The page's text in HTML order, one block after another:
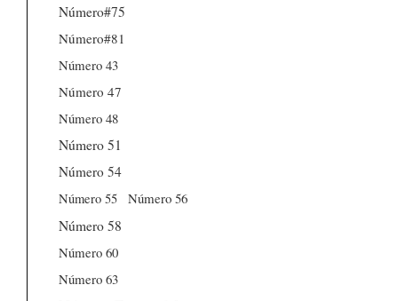
Número#75
Número#81
Número 43
Número 47
Número 48
Número 51
Número 54
Número 55
Número 56
Número 58
Número 60
Número 63